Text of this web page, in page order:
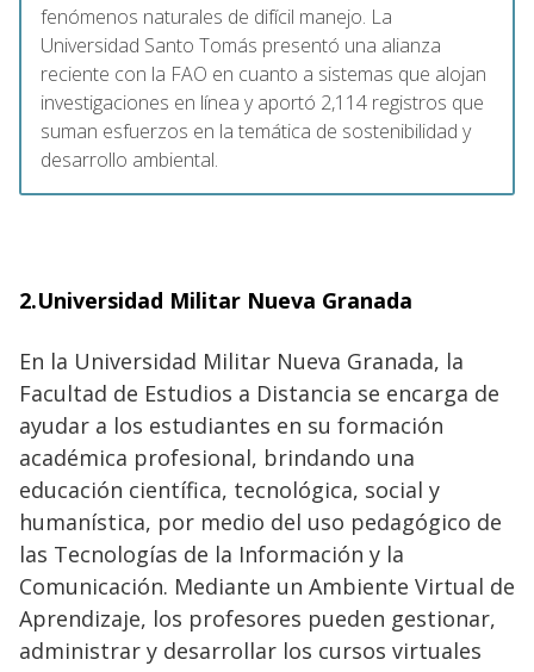
fenómenos naturales de difícil manejo. La
Universidad Santo Tomás presentó una alianza
reciente con la FAO en cuanto a sistemas que alojan
investigaciones en línea y aportó 2,114 registros que
suman esfuerzos en la temática de sostenibilidad y
desarrollo ambiental.
2.Universidad Militar Nueva Granada
En la Universidad Militar Nueva Granada, la
Facultad de Estudios a Distancia se encarga de
ayudar a los estudiantes en su formación
académica profesional, brindando una
educación científica, tecnológica, social y
humanística, por medio del uso pedagógico de
las Tecnologías de la Información y la
Comunicación. Mediante un Ambiente Virtual de
Aprendizaje, los profesores pueden gestionar,
administrar y desarrollar los cursos virtuales